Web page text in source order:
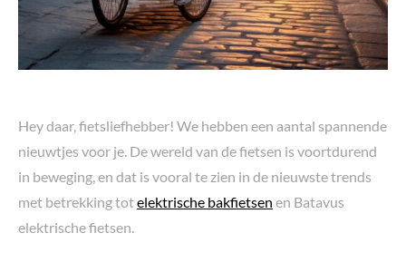
Hey daar, fietsliefhebber! We hebben een aantal spannende
nieuwtjes voor je. De wereld van de fietsen is voortdurend
in beweging, en dat is vooral te zien in de nieuwste trends
met betrekking totelektrische bakfietsen en Batavus
elektrische fietsen.